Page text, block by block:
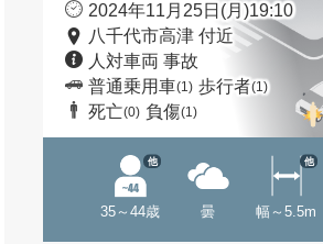
2024年11月25日(月)19:10
八千代市高津 付近
人対車両 事故
普通乗用車(1) 歩行者(1)
死亡(0) 負傷(1)
35～44歳
他
曇 幅～5.5m
他